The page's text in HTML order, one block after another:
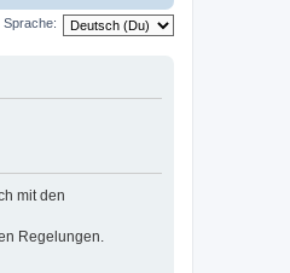
Sprache:
mit den
Regelungen.